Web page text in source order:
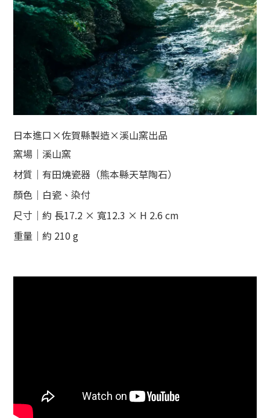
日本進口×佐賀縣製造×溪山窯出品
窯場｜溪山窯
材質｜有田燒瓷器（熊本縣天草陶石）
顏色｜白瓷、 染付
尺寸｜約 長17.2 × 寬12.3 × H 2.6 cm
重量｜約 210 g